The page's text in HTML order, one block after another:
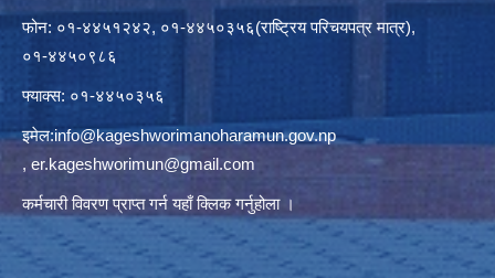
फोन: ०१-४४५१२४२, ०१-४४५०३५६(राष्ट्रिय परिचयपत्र मात्र),
०१-४४५०९८६
फ्याक्स: ०१-४४५०३५६
इमेल:info@kageshworimanoharamun.gov.np
, er.kageshworimun@gmail.com
कर्मचारी विवरण प्राप्त गर्नयहाँ क्लिकगर्नुहोला ।